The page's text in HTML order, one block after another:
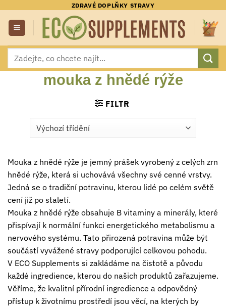
obsah
ZDRAVÉ DOPLŇKY STRAVY
Hledat:
mouka z hnědé rýže
FILTR
Mouka z hnědé rýže je jemný prášek vyrobený z celých zrn
hnědé rýže, která si uchovává všechny své cenné vrstvy.
Jedná se o tradiční potravinu, kterou lidé po celém světě
cení již po staletí.
Mouka z hnědé rýže obsahuje B vitaminy a minerály, které
přispívají k normální funkci energetického metabolismu a
nervového systému. Tato přirozená potravina může být
součástí vyvážené stravy podporující celkovou pohodu.
V ECO Supplements si zakládáme na čistotě a původu
každé ingredience, kterou do našich produktů zařazujeme.
Věříme, že kvalitní přírodní ingredience a odpovědný
přístup k životnímu prostředí jsou věcí, na kterých by